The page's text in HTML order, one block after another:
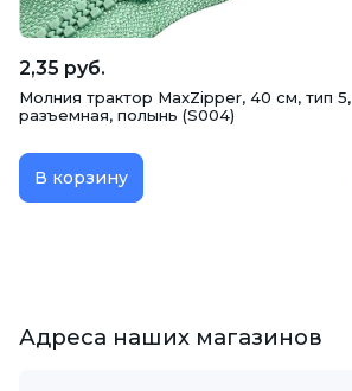
2,35 руб.
Молния трактор MaxZipper, 40 см, тип 5,
разъемная, полынь (S004)
В корзину
Адреса наших магазинов